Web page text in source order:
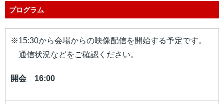
プログラム
※15:30から会場からの映像配信を開始する予定です。
通信状況などをご確認ください。
開会 16:00